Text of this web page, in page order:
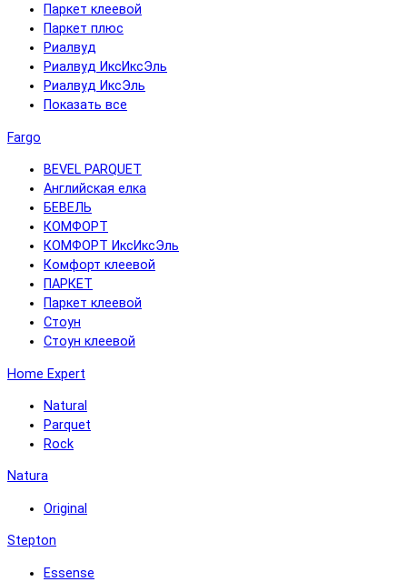
Паркет клеевой
Паркет плюс
Риалвуд
Риалвуд ИксИксЭль
Риалвуд ИксЭль
Показать все
Fargo
BEVEL PARQUET
Английская елка
БЕВЕЛЬ
КОМФОРТ
КОМФОРТ ИксИксЭль
Комфорт клеевой
ПАРКЕТ
Паркет клеевой
Стоун
Стоун клеевой
Home Expert
Natural
Parquet
Rock
Natura
Original
Stepton
Essense